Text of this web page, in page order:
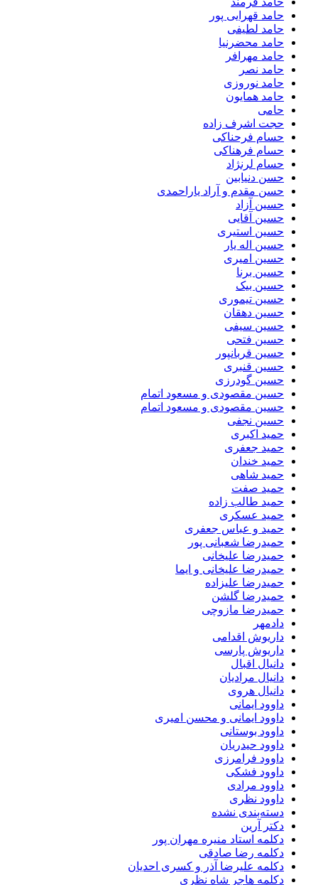
حامد قهرایی پور
حامد لطیفی
حامد محضرنیا
حامد مهرافر
حامد نصر
حامد نوروزی
حامد همایون
حامی
حجت اشرف زاده
حسام فرحناکی
حسام فرهناکی
حسام لرنژاد
حسن دنیابین
حسن مقدم و آراد یاراحمدی
حسین آزاد
حسین آقایی
حسین استیری
حسین اله یار
حسین امیری
حسین برنا
حسین بیک
حسین تیموری
حسین دهقان
حسین سیفی
حسین فتحی
حسین قربانپور
حسین قنبری
حسین گودرزی
حسین مقصودى و مسعود اتمام
حسین مقصودی و مسعود اتمام
حسین نجفی
حمید اکبری
حمید جعفری
حمید خندان
حمید شاهی
حمید صفت
حمید طالب زاده
حمید عسکری
حمید و عباس جعفری
حمیدرضا شعبانی پور
حمیدرضا علیخانی
حمیدرضا علیخانی و ایما
حمیدرضا علیزاده
حمیدرضا گلشن
حمیدرضا مازوچی
دادمهر
داریوش اقدامی
داریوش پارسی
دانیال اقبال
دانیال مرادیان
دانیال هروی
داوود ایمانی
داوود ایمانی و محسن امیری
داوود بوستانی
داوود حیدریان
داوود فرامرزی
داوود فشکی
داوود مرادی
داوود نظری
دسته‌بندی نشده
دکتر آرین
دکلمه استاد منیره مهران پور
دکلمه رضا صادقی
دکلمه علیرضا آذر و کسری احدیان
دکلمه هاجر شاه نظری